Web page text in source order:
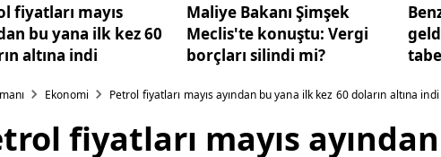
fiyatları mayıs
bu yana ilk kez 60
altına indi
Maliye Bakanı Şimşek
Meclis'te konuştu: Vergi
borçları silindi mi?
Ekonomi Petrol fiyatları mayıs ayından bu yana ilk kez 60 doların altına indi
fiyatları mayıs